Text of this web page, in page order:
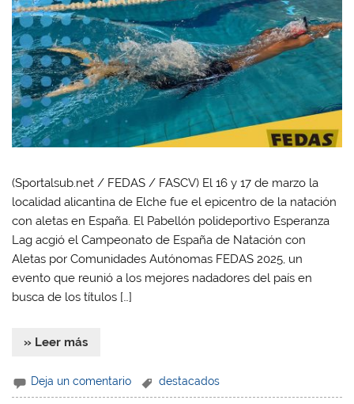
(Sportalsub.net / FEDAS / FASCV) El 16 y 17 de marzo la
localidad alicantina de Elche fue el epicentro de la natación
con aletas en España. El Pabellón polideportivo Esperanza
Lag acgió el Campeonato de España de Natación con
Aletas por Comunidades Autónomas FEDAS 2025, un
evento que reunió a los mejores nadadores del país en
busca de los títulos […]
» Leer más
Deja un comentario destacados